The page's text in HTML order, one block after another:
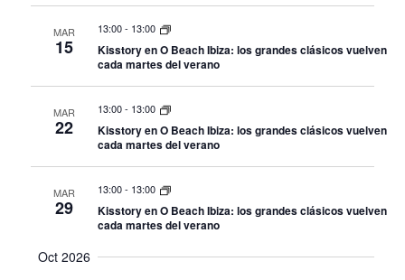
MAR
15
13:00- 13:00
Kisstory en O Beach Ibiza: los grandes clásicos vuelven
cada martes del verano
MAR
22
13:00- 13:00
Kisstory en O Beach Ibiza: los grandes clásicos vuelven
cada martes del verano
MAR
29
13:00- 13:00
Kisstory en O Beach Ibiza: los grandes clásicos vuelven
cada martes del verano
Oct 2026